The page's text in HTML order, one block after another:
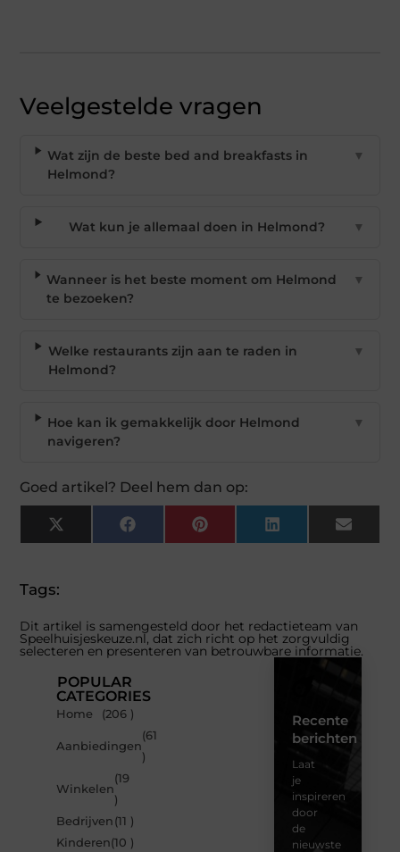
Veelgestelde vragen
Wat zijn de beste bed and breakfasts in
Helmond?
▼
Wat kun je allemaal doen in Helmond? ▼
Wanneer is het beste moment om Helmond
te bezoeken?
▼
Welke restaurants zijn aan te raden in
Helmond?
▼
Hoe kan ik gemakkelijk door Helmond
navigeren?
▼
Goed artikel? Deel hem dan op:
X
(Twitter)
Facebook Pinterest LinkedIn Email
Tags:
Dit artikel is samengesteld door het redactieteam van
Speelhuisjeskeuze.nl, dat zich richt op het zorgvuldig
selecteren en presenteren van betrouwbare informatie.
POPULAR
CATEGORIES
Home (206 )
Aanbiedingen
(61
)
Winkelen
(19
)
Bedrijven (11 )
Kinderen(10 )
Recente
berichten
Laat
je
inspireren
door
de
nieuwste